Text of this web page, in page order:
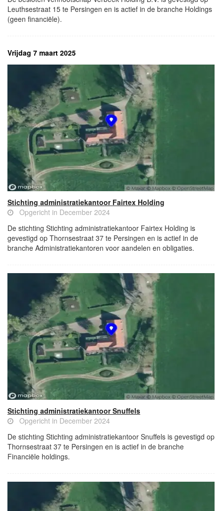
Leuthsestraat 15 te Persingen en is actief in de branche Holdings
(geen financiële).
Vrijdag 7 maart 2025
Stichting administratiekantoor Fairtex Holding
Opgericht in December 2024
De stichting Stichting administratiekantoor Fairtex Holding is
gevestigd op Thornsestraat 37 te Persingen en is actief in de
branche Administratiekantoren voor aandelen en obligaties.
Stichting administratiekantoor Snuffels
Opgericht in December 2024
De stichting Stichting administratiekantoor Snuffels is gevestigd op
Thornsestraat 37 te Persingen en is actief in de branche
Financiële holdings.